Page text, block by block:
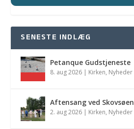
SENESTE INDLÆG
Petanque Gudstjeneste
8. aug 2026 | Kirken, Nyheder
Aftensang ved Skovsøen
2. aug 2026 | Kirken, Nyheder